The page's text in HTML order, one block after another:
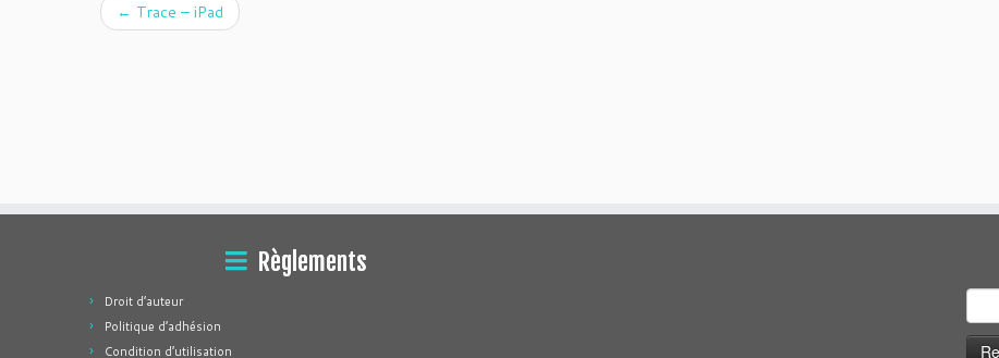
← Trace – iPad
Règlements
Droit d’auteur
Politique d’adhésion
Condition d’utilisation